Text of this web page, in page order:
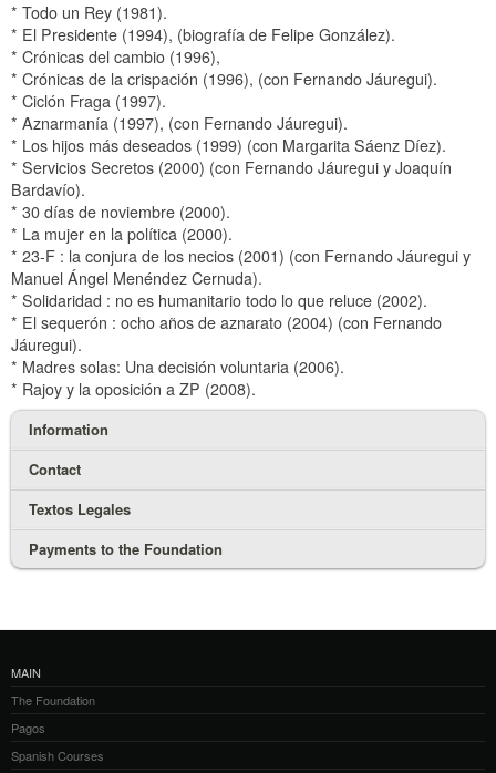
* Todo un Rey (1981).
* El Presidente (1994), (biografía de Felipe González).
* Crónicas del cambio (1996),
* Crónicas de la crispación (1996), (con Fernando Jáuregui).
* Ciclón Fraga (1997).
* Aznarmanía (1997), (con Fernando Jáuregui).
* Los hijos más deseados (1999) (con Margarita Sáenz Díez).
* Servicios Secretos (2000) (con Fernando Jáuregui y Joaquín
Bardavío).
* 30 días de noviembre (2000).
* La mujer en la política (2000).
* 23-F : la conjura de los necios (2001) (con Fernando Jáuregui y
Manuel Ángel Menéndez Cernuda).
* Solidaridad : no es humanitario todo lo que reluce (2002).
* El sequerón : ocho años de aznarato (2004) (con Fernando
Jáuregui).
* Madres solas: Una decisión voluntaria (2006).
* Rajoy y la oposición a ZP (2008).
Information
Contact
Textos Legales
Payments to the Foundation
MAIN
The Foundation
Pagos
Spanish Courses